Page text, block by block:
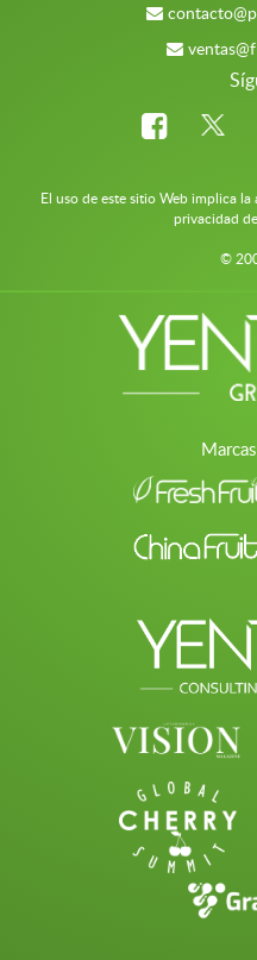
El uso de este sitio Web implica
privacidad
©